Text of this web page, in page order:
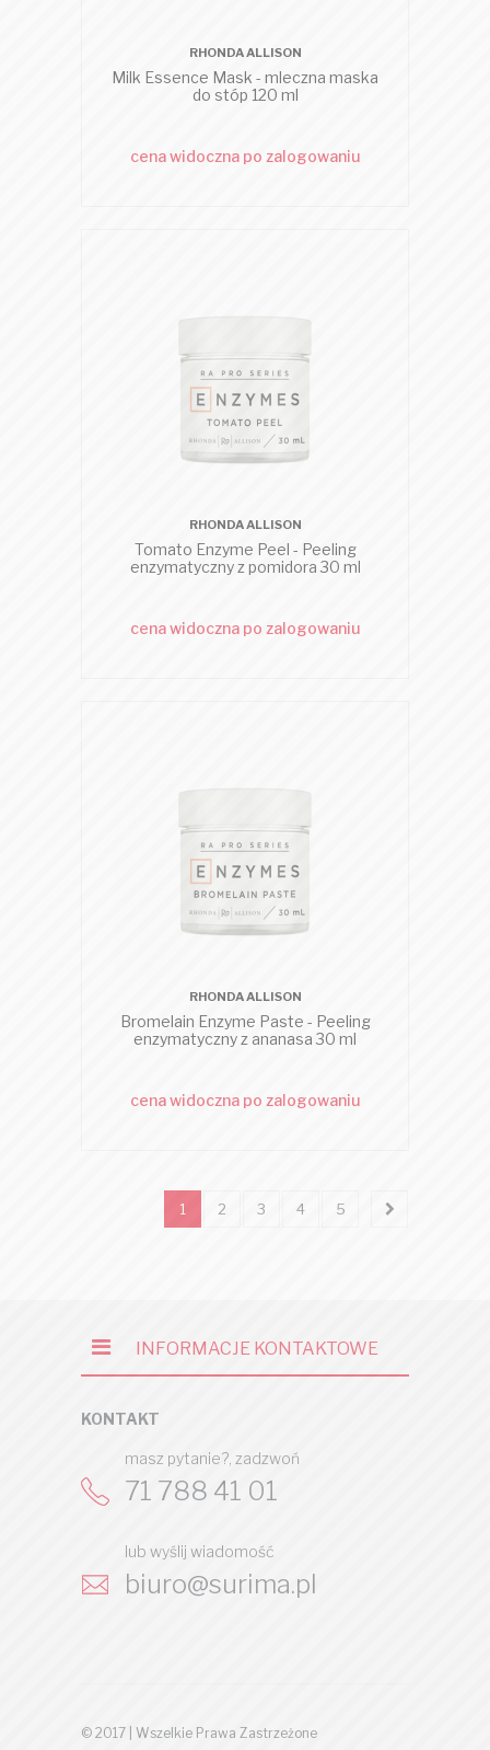
RHONDA ALLISON
Milk Essence Mask - mleczna maska
do stóp 120 ml
cena widoczna po zalogowaniu
RHONDA ALLISON
Tomato Enzyme Peel - Peeling
enzymatyczny z pomidora 30 ml
cena widoczna po zalogowaniu
RHONDA ALLISON
Bromelain Enzyme Paste - Peeling
enzymatyczny z ananasa 30 ml
cena widoczna po zalogowaniu
1 2 3 4 5
INFORMACJE KONTAKTOWE
KONTAKT
masz pytanie?, zadzwoń
71 788 41 01
lub wyślij wiadomość
biuro@surima.pl
© 2017 | Wszelkie Prawa Zastrzeżone